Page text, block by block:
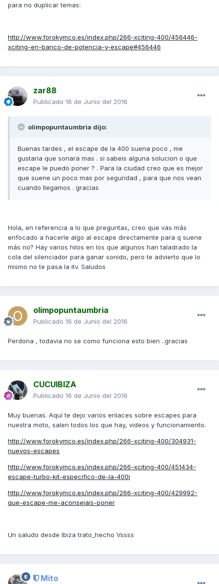
para no duplicar temas:
http://www.forokymco.es/index.php/266-xciting-400/456446-
xciting-en-banco-de-potencia-y-escape#456446
zar88
Publicado 16 de Junio del 2016
olimpopuntaumbria dijo:
Buenas tardes , el escape de la 400 suena poco , me
gustaria que sonara mas . si sabeis alguna solucion o que
escape le puedo poner ? . Para la ciudad creo que es mejor
que suene un poco mas por seguridad , para que nos vean
cuando llegamos . gracias
Hola, en referencia a lo que preguntas, creo que vas más
enfocado a hacerle algo al escape directamente para q suene
más no? Hay varios hilos en los que algunos han taladrado la
cola del silenciador para ganar sonido, pero te advierto que lo
mismo no te pasa la itv. Saludos
olimpopuntaumbria
Publicado 16 de Junio del 2016
Perdona , todavia no se como funciona esto bien ..gracias
CUCUIBIZA
Publicado 16 de Junio del 2016
Muy buenas. Aquí te dejo varios enlaces sobre escapes para
nuestra moto, salen todos los que hay, videos y funcionamiento.
http://www.forokymco.es/index.php/266-xciting-400/304931-
nuevos-escapes
http://www.forokymco.es/index.php/266-xciting-400/451434-
escape-turbo-kit-especifico-de-la-400i
http://www.forokymco.es/index.php/266-xciting-400/429992-
que-escape-me-aconsejais-poner
Un saludo desde Ibiza trato_hecho Vssss
Mito